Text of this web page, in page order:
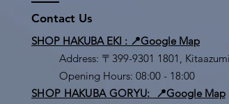
Contact Us
SHOP HAKUBA EKI : 📍Google Map
Address: 〒399-9301 1801,
Opening Hours: 08:00 - 18:00
SHOP HAKUBA GORYU: 📍Google Map